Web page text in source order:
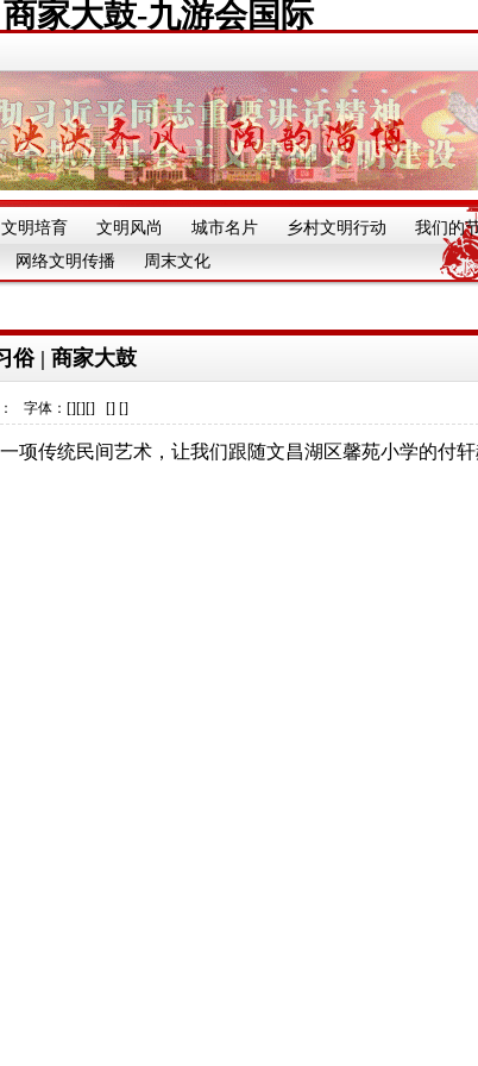
家大鼓-九游会国际
文明培育 文明风尚 城市名片 乡村文明行动 我们的
网络文明传播 周末文化
俗 | 商家大鼓
： 字体：[][][] [] []
项传统民间艺术，让我们跟随文昌湖区馨苑小学的付